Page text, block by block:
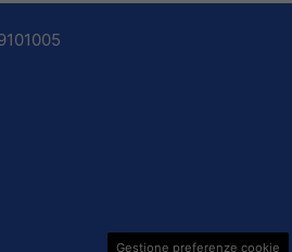
Gestione preferenze cookie